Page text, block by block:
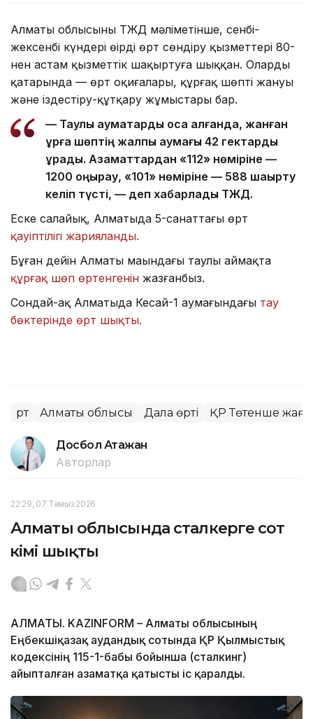
Алматы облысының ТЖД мәліметінше, сенбі-
жексенбі күндері өңірдің өрт сөндіру қызметтері 80-
нен астам қызметтік шақыртуға шыққан. Олардың
қатарында — өрт оқиғалары, құрғақ шөптің жануы
және іздестіру-құтқару жұмыстары бар.
— Таулы аумақтарды қоса алғанда, жанған
құрғақ шөптің жалпы аумағы 42 гектарды
құрады. Азаматтардан «112» нөміріне —
1200 қоңырау, «101» нөміріне — 588 шақырту
келіп түсті, — деп хабарлады ТЖД.
Еске салайық, Алматыда 5-санаттағы өрт
қауіптілігі жарияланды.
Бұған дейін Алматы маңындағы таулы аймақта
құрғақ шөп өртенгенін жазғанбыз.
Сондай-ақ Алматыда Кеңсай-1 аумағындағы тау
бөктерінде өрт шықты.
Өрт Алматы облысы Дала өрті ҚР Төтенше
Досбол Атажан
Авторлар
22:29, 07 Тамыз 2026
Алматы облысында сталкерге сот
үкімі шықты
АЛМАТЫ. KAZINFORM – Алматы облысының
Еңбекшіқазақ аудандық сотында ҚР Қылмыстық
кодексінің 115-1-бабы бойынша (сталкинг)
айыпталған азаматқа қатысты іс қаралды.